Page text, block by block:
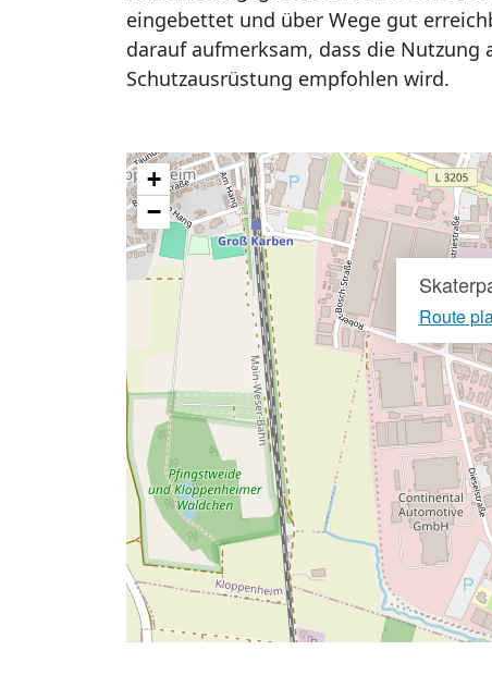
eingebettet und über Wege gut
darauf aufmerksam, dass die
Schutzausrüstung empfohlen wird.
Route
+
−